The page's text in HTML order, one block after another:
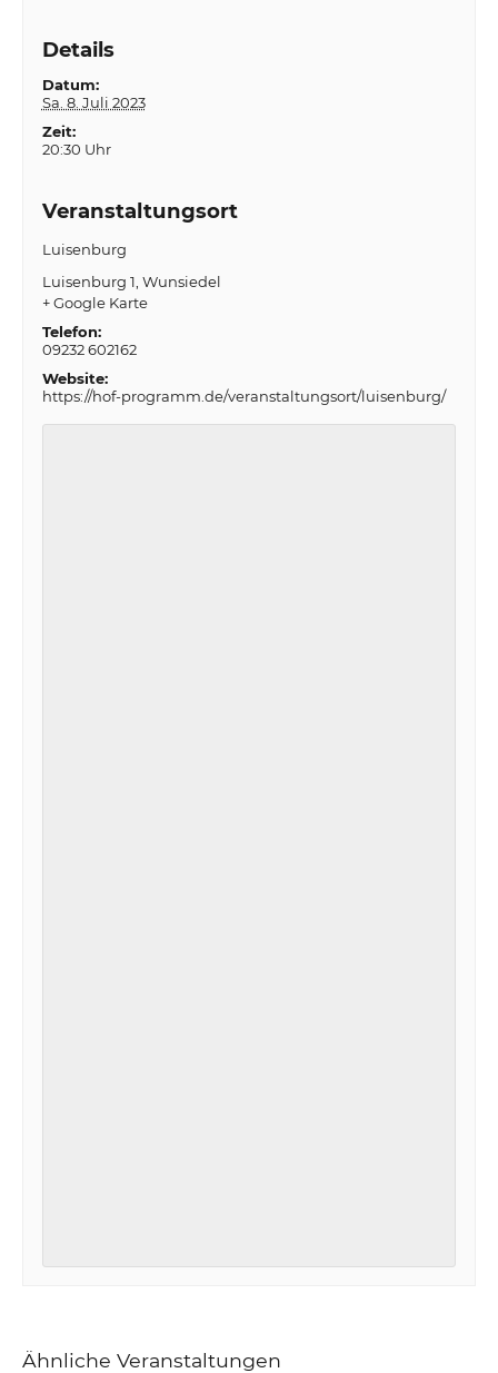
Details
Datum:
Sa. 8. Juli 2023
Zeit:
20:30 Uhr
Veranstaltungsort
Luisenburg
Luisenburg 1 Wunsiedel
+ Google Karte
Telefon:
09232 602162
Website:
https://hof-programm.de/veranstaltungsort/luisenburg/
Ähnliche Veranstaltungen